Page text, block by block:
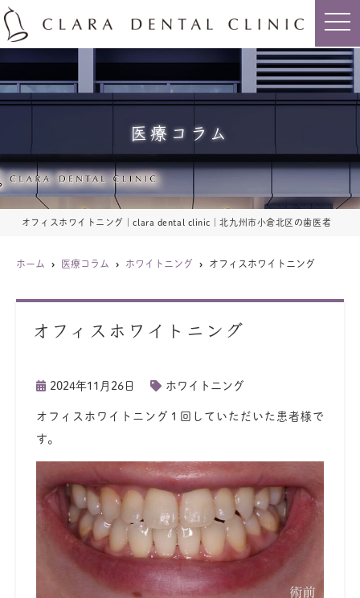
医療コラム
オフィスホワイトニング｜clara dental clinic｜北九州市小倉北区の歯医者
t
o
g
l
e
n
a
a
t
i
n
ホーム 医療コラム ホワイトニング オフィスホワイトニング
オフィスホワイトニング
2024年11月26日 ホワイトニング
オフィスホワイトニング１回していただいた患者様で
す。